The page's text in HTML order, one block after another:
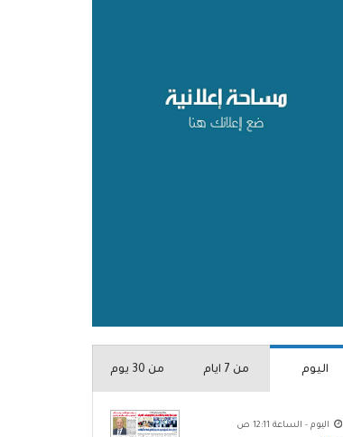
اليوم من 7 ايام من 30 يوم
اليوم - الساعة 12:11 ص